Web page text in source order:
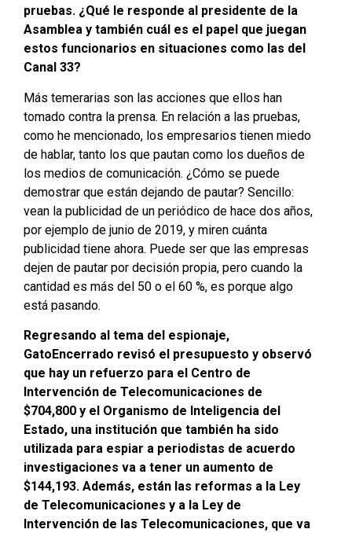
pruebas. ¿Qué le responde al presidente de la
Asamblea y también cuál es el papel que juegan
estos funcionarios en situaciones como las del
Canal 33?
Más temerarias son las acciones que ellos han
tomado contra la prensa. En relación a las pruebas,
como he mencionado, los empresarios tienen miedo
de hablar, tanto los que pautan como los dueños de
los medios de comunicación. ¿Cómo se puede
demostrar que están dejando de pautar? Sencillo:
vean la publicidad de un periódico de hace dos años,
por ejemplo de junio de 2019, y miren cuánta
publicidad tiene ahora. Puede ser que las empresas
dejen de pautar por decisión propia, pero cuando la
cantidad es más del 50 o el 60 %, es porque algo
está pasando.
Regresando al tema del espionaje,
GatoEncerrado revisó el presupuesto y observó
que hay un refuerzo para el Centro de
Intervención de Telecomunicaciones de
$704,800 y el Organismo de Inteligencia del
Estado, una institución que también ha sido
utilizada para espiar a periodistas de acuerdo
investigaciones va a tener un aumento de
$144,193. Además, están las reformas a la Ley
de Telecomunicaciones y a la Ley de
Intervención de las Telecomunicaciones, que va